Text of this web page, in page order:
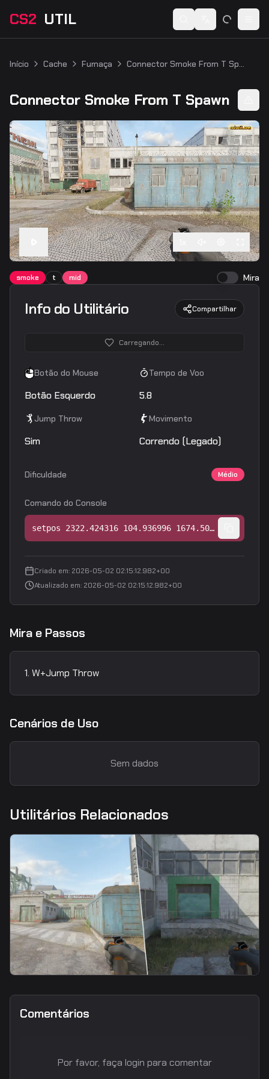
CS2 UTIL Switch language
Início Cache Fumaça Connector Smoke From T Spawn
Connector Smoke From T Spawn
smoke t mid Mira
Info do Utilitário Compartilhar
Carregando...
Botão do Mouse
Botão Esquerdo
Tempo de Voo
5.8
Jump Throw
Sim
Movimento
Correndo (Legado)
Dificuldade Médio
Comando do Console
setpos 2322.424316 104.936996 1674.500000;setang -22.677450 -178.193451 0.000000
Criado em: 2026-05-02 02:15:12.982+00
Atualizado em: 2026-05-02 02:15:12.982+00
Mira e Passos
W+Jump Throw
Cenários de Uso
Sem dados
Utilitários Relacionados
Connector Smoke From T Spawn
Comentários
Por favor, faça login para comentar